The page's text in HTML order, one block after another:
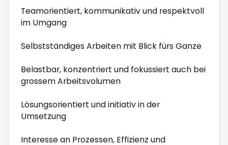
Teamorientiert, kommunikativ und respektvoll
im Umgang
Selbstständiges Arbeiten mit Blick fürs Ganze
Belastbar, konzentriert und fokussiert auch bei
grossem Arbeitsvolumen
Lösungsorientiert und initiativ in der
Umsetzung
Interesse an Prozessen, Effizienz und